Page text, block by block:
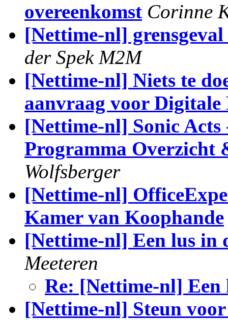
overeenkomst Corinne
[Nettime-nl]
der Spek M2M
[Nettime-nl] Niets te
aanvraag voor Digitale
[Nettime-nl] Sonic Acts
Programma Overzicht
Wolfsberger
[Nettime-nl]
Kamer van Koophande
[Nettime-nl] Een lus in
Meeteren
Re: [Nettime-nl] Een
[Nettime-nl] Steun